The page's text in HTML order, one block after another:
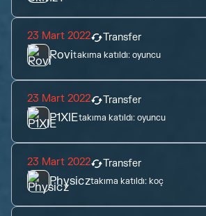
23 Mart 2022 Transfer
Rovitakıma katıldı: oyuncu
23 Mart 2022 Transfer
P1XIEtakıma katıldı:oyuncu
23 Mart 2022 Transfer
Physicztakıma katıldı:koç